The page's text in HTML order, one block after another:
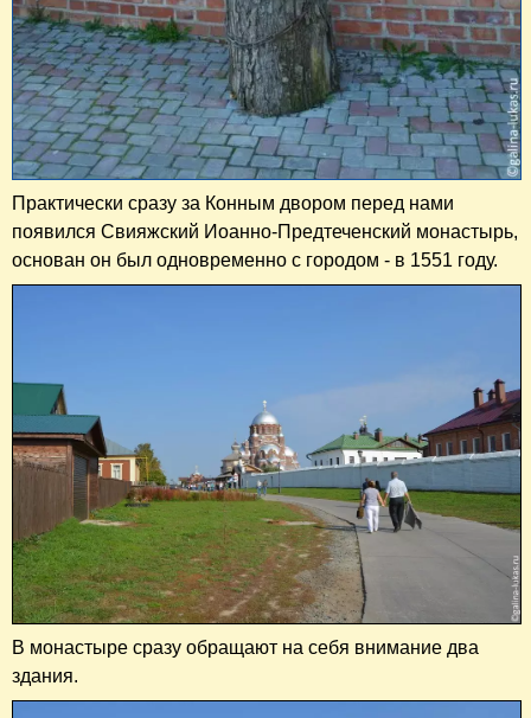
Практически сразу за Конным двором перед нами
появился Свияжский Иоанно-Предтеченский монастырь,
основан он был одновременно с городом - в 1551 году.
В монастыре сразу обращают на себя внимание два
здания.